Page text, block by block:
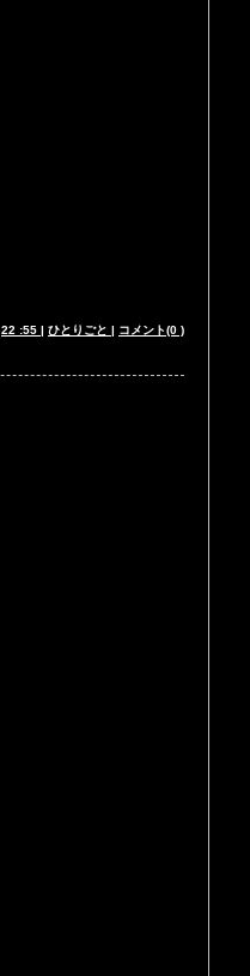
22 :55 | ひとりごと | コメント(0 )